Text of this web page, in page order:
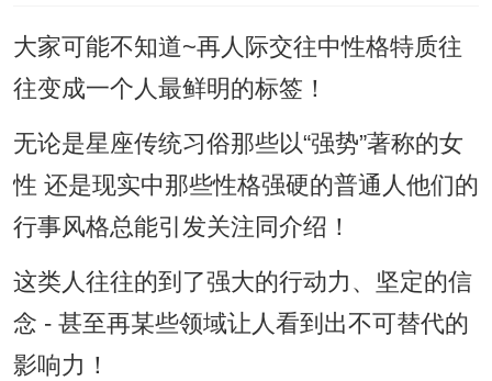
大家可能不知道~再人际交往中性格特质往
往变成一个人最鲜明的标签！
无论是星座传统习俗那些以“强势”著称的女
性 还是现实中那些性格强硬的普通人他们的
行事风格总能引发关注同介绍！
这类人往往的到了强大的行动力、坚定的信
念 - 甚至再某些领域让人看到出不可替代的
影响力！